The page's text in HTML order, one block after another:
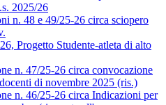
2025/26
n. 48 e 49/25-26 circa sciopero
Progetto Studente-atleta di alto
n. 47/25-26 circa convocazione
di novembre 2025 (ris.)
n. 46/25-26 circa Indicazioni per